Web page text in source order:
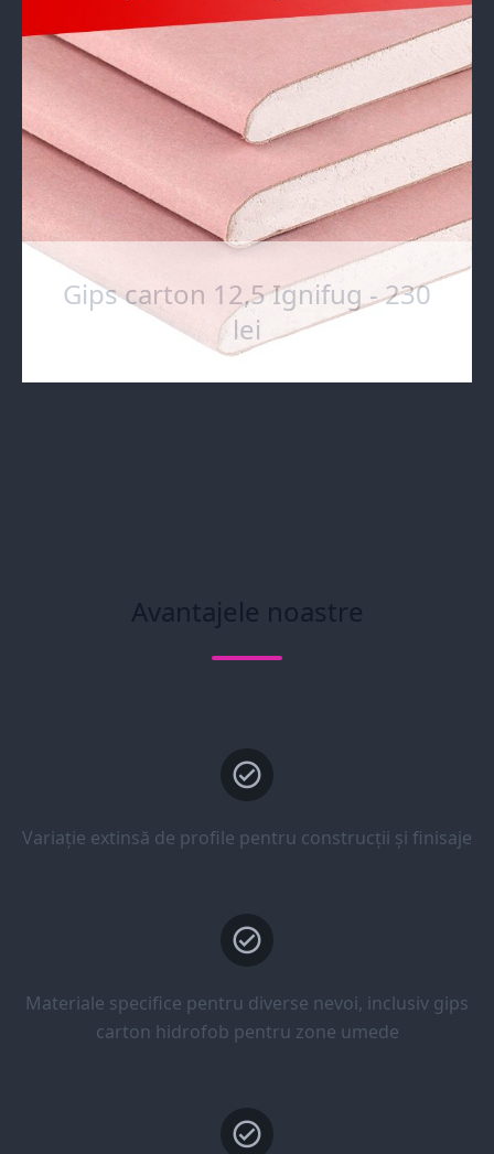
Gips carton 12,5 Ignifug - 230
lei
Avantajele noastre
Variație extinsă de profile pentru construcții și finisaje
Materiale specifice pentru diverse nevoi, inclusiv gips
carton hidrofob pentru zone umede